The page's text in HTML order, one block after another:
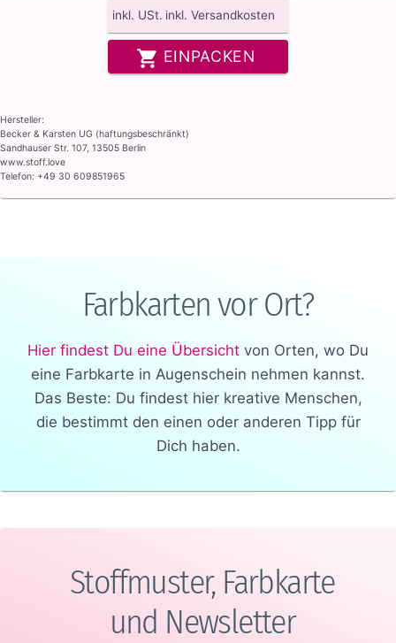
inkl. USt. inkl. Versandkosten
EINPACKEN
Hersteller:
Becker & Karsten UG (haftungsbeschränkt)
Sandhauser Str. 107, 13505 Berlin
www.stoff.love
Telefon: +49 30 609851965
Farbkarten vor Ort?
Hier findest Du eine Übersicht von Orten, wo Du
eine Farbkarte in Augenschein nehmen kannst.
Das Beste: Du findest hier kreative Menschen,
die bestimmt den einen oder anderen Tipp für
Dich haben.
Stoffmuster, Farbkarte
und Newsletter